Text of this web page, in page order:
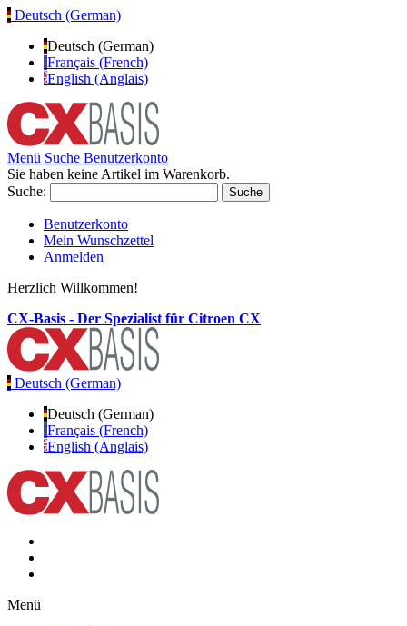
Deutsch (German)
Deutsch (German)
Français (French)
English (Anglais)
Menü Suche Benutzerkonto
Sie haben keine Artikel im Warenkorb.
Suche:
Suche
Benutzerkonto
Mein Wunschzettel
Anmelden
Herzlich Willkommen!
CX-Basis - Der Spezialist für Citroen CX
Deutsch (German)
Deutsch (German)
Français (French)
English (Anglais)
Menü